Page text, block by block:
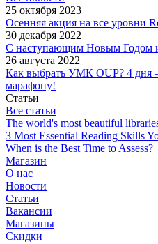
25 октября 2023
Осенняя акция на все уровни
30 декабря 2022
С наступающим Новым Годом
26 августа 2022
Как выбрать УМК OUP? 4 дня
марафону!
Статьи
Все статьи
The world's most beautiful
3 Most Essential Reading Skills
When is the Best Time to Assess?
Магазин
О нас
Новости
Статьи
Вакансии
Магазины
Скидки